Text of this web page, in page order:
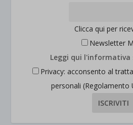
Clicca qui per
Newsletter
Leggi qui l'informativa
Privacy: acconsento al
personali (Regolamento